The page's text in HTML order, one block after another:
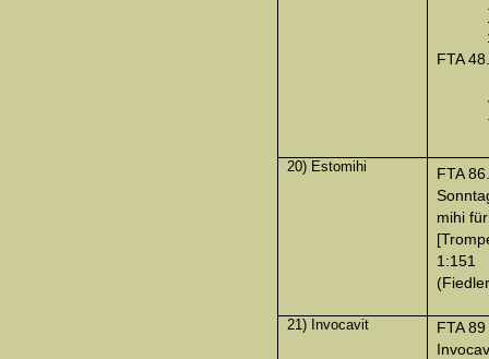
FTA 48.
20) Estomihi
FTA 86.
mihi
1:151
21) Invocavit
FTA 89